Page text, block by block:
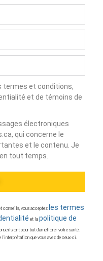
termes et conditions,
et de témoins de
électroniques
qui concerne le
et le contenu. Je
tout temps.
conseils, vous acceptez les termes
et la politique de
ont pour but d’améliorer votre santé.
que vous avez de ceux-ci.